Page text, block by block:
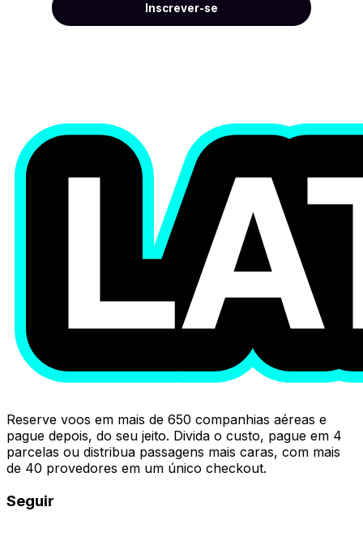
Inscrever-se
Reserve voos em mais de 650 companhias aéreas e
pague depois, do seu jeito. Divida o custo, pague em 4
parcelas ou distribua passagens mais caras, com mais
de 40 provedores em um único checkout.
Seguir